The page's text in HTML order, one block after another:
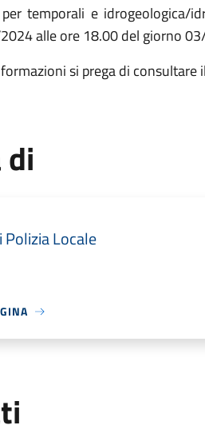
temporali e idrogeologica/
alle ore 18.00 del giorno
si prega di consultare
di
Polizia Locale